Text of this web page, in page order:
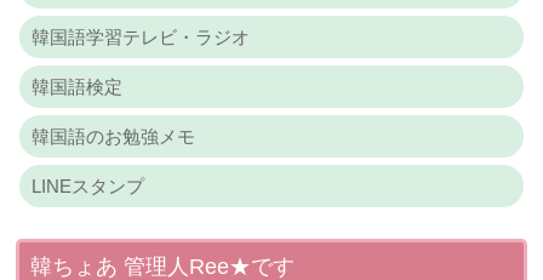
韓国語学習テレビ・ラジオ
韓国語検定
韓国語のお勉強メモ
LINEスタンプ
韓ちょあ 管理人Ree★です